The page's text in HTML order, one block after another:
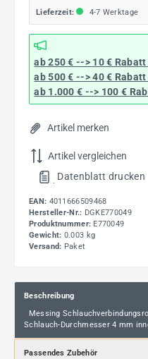
Lieferzeit: 4-7 Werktage
ab 250 € --> 10 €
ab 500 € --> 40 € Rabatt
ab 1.000 € --> 100 €
Artikel merken
Artikel vergleichen
. Datenblatt drucken
EAN: 4011666509468
Hersteller-Nr.: DGKE770049
Produktnummer: E770049
Gewicht: 0.003 kg
Versand: Paket
Beschreibung
Messing
Schlauch-Durchmesser 4 mm
Passendes Zubehör